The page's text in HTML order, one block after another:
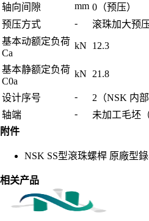
轴向间隙
mm 0（预压）
预压方式
-
滚珠加大预
基本动额定负荷
Ca
kN 12.3
基本静额定负荷
C0a
kN 21.8
设计序号 -
2（NSK 内
轴端
-
未加工毛坯
附件
NSK SS型滾珠螺桿 原廠型
相关产品